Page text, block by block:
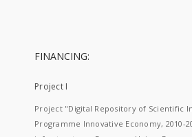
FINANCING:
Project I
Project "Digital Repository of Scientific
Programme Innovative Economy, 2010-